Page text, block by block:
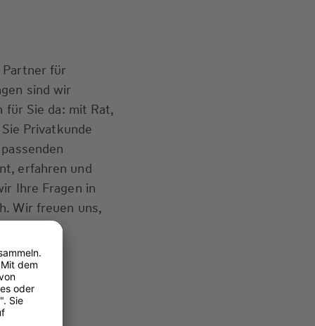
Partner für
sind wir
für Sie da: mit Rat,
Privatkunde
erfahren und
Ihre Fragen in
Wir freuen uns,